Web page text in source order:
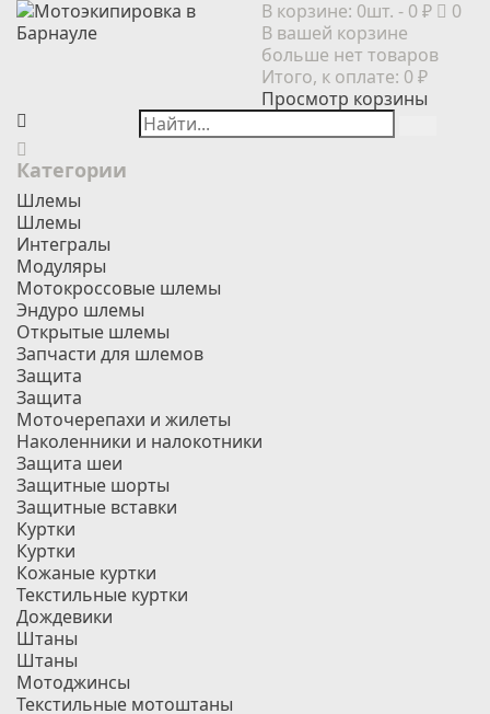
В корзине: 0шт. - 0 ₽
0
В вашей корзине
больше нет товаров
Итого, к оплате: 0 ₽
Просмотр корзины
Категории
Шлемы
Шлемы
Интегралы
Модуляры
Мотокроссовые шлемы
Эндуро шлемы
Открытые шлемы
Запчасти для шлемов
Защита
Защита
Моточерепахи и жилеты
Наколенники и налокотники
Защита шеи
Защитные шорты
Защитные вставки
Куртки
Куртки
Кожаные куртки
Текстильные куртки
Дождевики
Штаны
Штаны
Мотоджинсы
Текстильные мотоштаны